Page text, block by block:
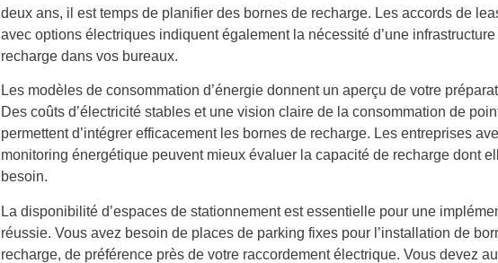
deux ans, il est temps de planifier des bornes de recharge. Les accords de
avec options électriques indiquent également la nécessité d’une infrastructure
recharge dans vos bureaux.
Les modèles de consommation d’énergie donnent un aperçu de votre
Des coûts d’électricité stables et une vision claire de la consommation de
permettent d’intégrer efficacement les bornes de recharge. Les entreprises
monitoring énergétique peuvent mieux évaluer la capacité de recharge dont
besoin.
La disponibilité d’espaces de stationnement est essentielle pour une
réussie. Vous avez besoin de places de parking fixes pour l’installation de
recharge, de préférence près de votre raccordement électrique. Vous devez